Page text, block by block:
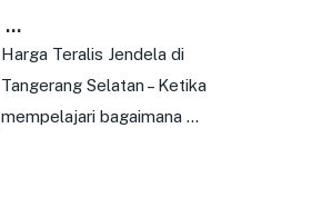
…
Harga Teralis Jendela di
Tangerang Selatan – Ketika
mempelajari bagaimana …